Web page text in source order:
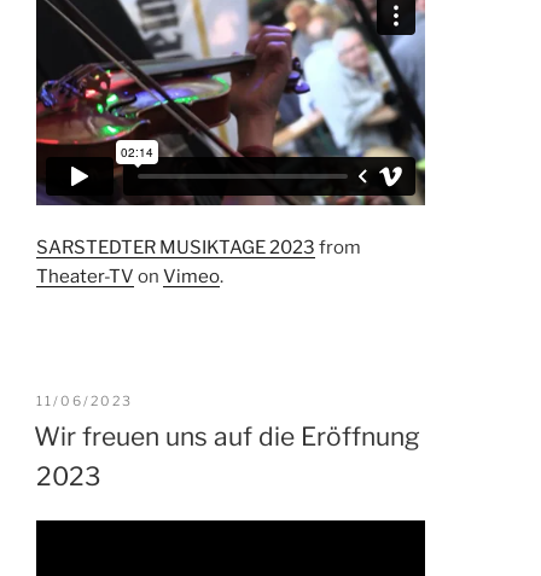
SARSTEDTER MUSIKTAGE 2023 from
Theater-TV on Vimeo.
VERÖFFENTLICHT
11/06/2023
Wir freuen uns auf die Eröffnung
2023